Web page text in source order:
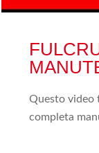
Questo video
completa